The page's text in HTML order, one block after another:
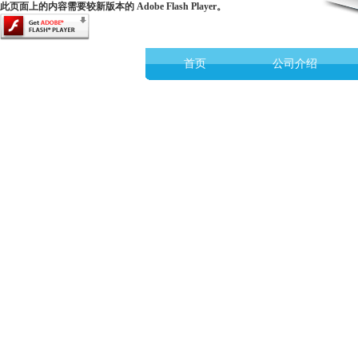
首页 公司介绍
此页面上的内容需要较新版本的 Adobe Flash Player。